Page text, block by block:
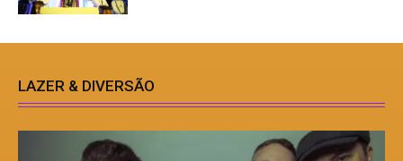
LAZER & DIVERSÃO